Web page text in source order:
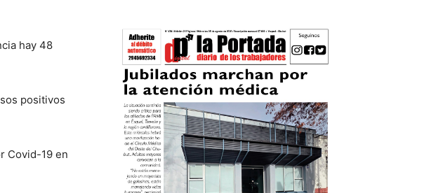
hay 48
positivos
Covid-19 en